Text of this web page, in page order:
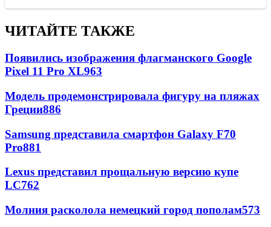
ЧИТАЙТЕ ТАКЖЕ
Появились изображения флагманского Google
Pixel 11 Pro XL963
Модель продемонстрировала фигуру на пляжах
Греции886
Samsung представила смартфон Galaxy F70
Pro881
Lexus представил прощальную версию купе
LC762
Молния расколола немецкий город пополам573